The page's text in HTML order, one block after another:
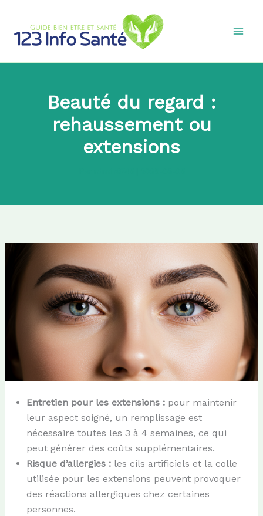
contenu
Beauté du regard :
rehaussement ou
extensions
Entretien pour les extensions :pour maintenir
leur aspect soigné, un remplissage est
nécessaire toutes les 3 à 4 semaines, ce qui
peut générer des coûts supplémentaires.
Risque d’allergies :les cils artificiels et la colle
utilisée pour les extensions peuvent provoquer
des réactions allergiques chez certaines
personnes.